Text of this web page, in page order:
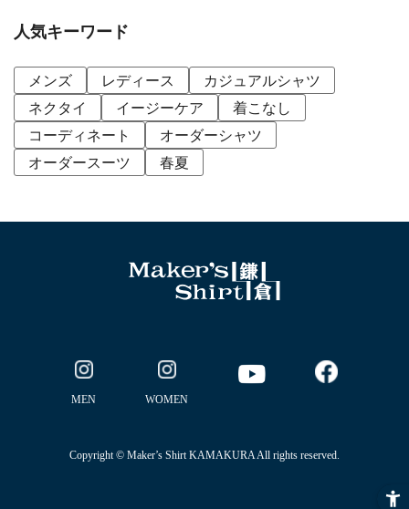
人気キーワード
メンズ レディース
カジュアルシャツ
ネクタイ
イージーケア
着こなし
コーディネート
オーダーシャツ
オーダースーツ
春夏
MEN WOMEN
Copyright © Maker’s Shirt KAMAKURA All rights reserved.